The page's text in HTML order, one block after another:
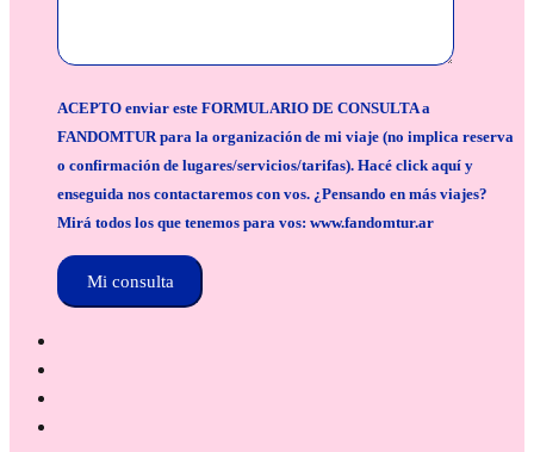
ACEPTO enviar este FORMULARIO DE CONSULTA a
FANDOMTUR para la organización de mi viaje (no implica reserva
o confirmación de lugares/servicios/tarifas). Hacé click aquí y
enseguida nos contactaremos con vos. ¿Pensando en más viajes?
Mirá todos los que tenemos para vos: www.fandomtur.ar